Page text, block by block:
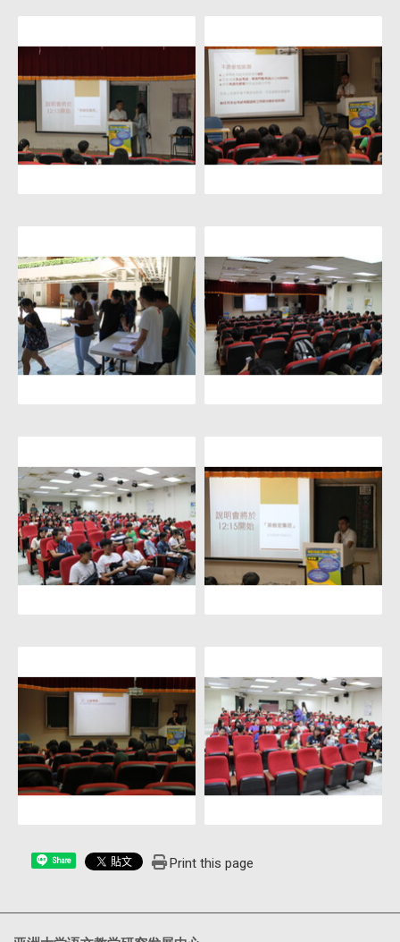
Share Print this page